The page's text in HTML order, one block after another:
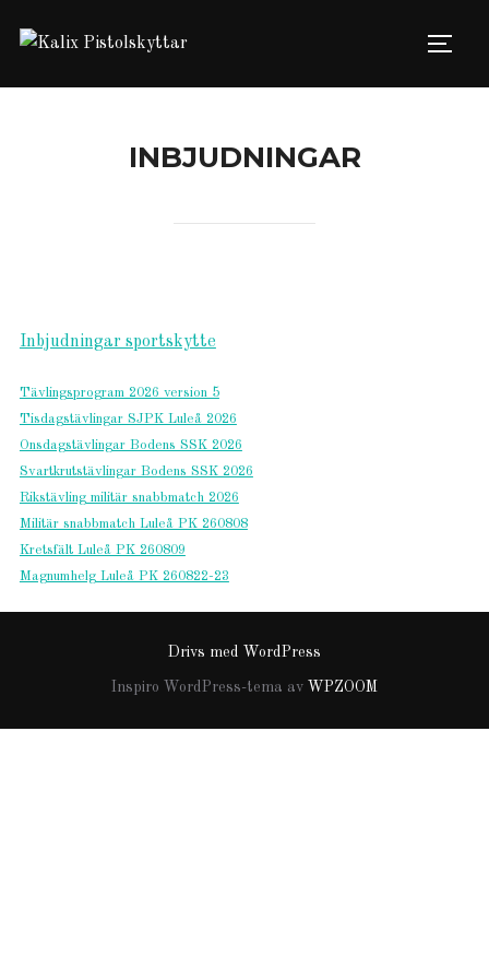
till
INBJUDNINGAR
Inbjudningar sportskytte
Tävlingsprogram 2026 version 5
Tisdagstävlingar SJPK Luleå 2026
Onsdagstävlingar Bodens SSK 2026
Svartkrutstävlingar Bodens SSK 2026
Rikstävling militär snabbmatch 2026
Militär snabbmatch Luleå PK 260808
Kretsfält Luleå PK 260809
Magnumhelg Luleå PK 260822-23
Drivs med WordPress
Inspiro WordPress-tema av WPZOOM